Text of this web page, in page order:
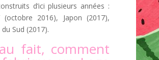
d’ici plusieurs années :
(octobre 2016), Japon (2017),
Sud (2017).
fait, comment